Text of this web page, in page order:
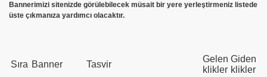
Bannerimizi sitenizde görülebilecek müsait bir yere yerleştirmeniz listede
üste çıkmanıza yardımcı olacaktır.
Sıra Banner Tasvir
Gelen
klikler
Giden
klikler